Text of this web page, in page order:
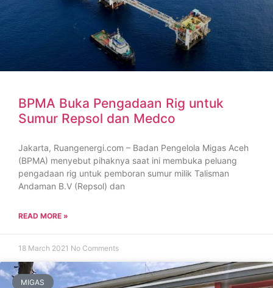
BPMA Buka Pengadaan Rig untuk
Sumur Repsol dan Medco
Jakarta, Ruangenergi.com – Badan Pengelola Migas Aceh
(BPMA) menyebut pihaknya saat ini membuka peluang
pengadaan rig untuk pemboran sumur milik Talisman
Andaman B.V (Repsol) dan
READ MORE »
18 March 2021 No Comments
MIGAS